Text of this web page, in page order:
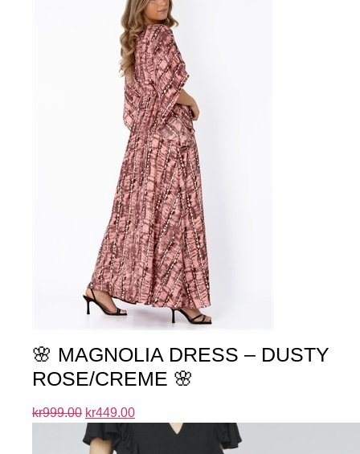
🌸 MAGNOLIA DRESS – DUSTY
ROSE/CREME 🌸
kr999.00 kr449.00